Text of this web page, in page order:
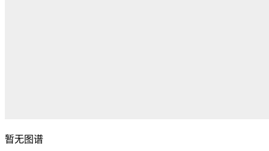
暂无图谱